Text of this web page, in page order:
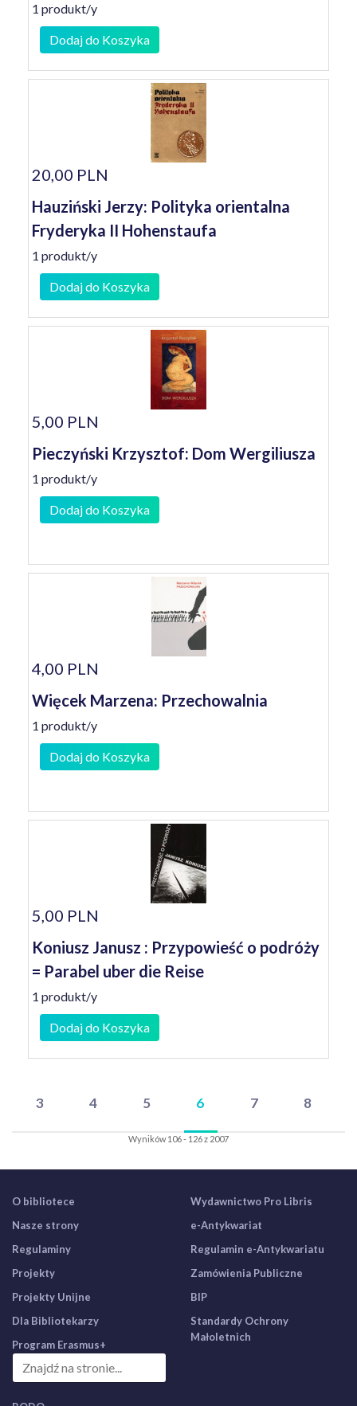
1 produkt/y
Dodaj do Koszyka
20,00 PLN
Hauziński Jerzy: Polityka orientalna
Fryderyka II Hohenstaufa
1 produkt/y
Dodaj do Koszyka
5,00 PLN
Pieczyński Krzysztof: Dom Wergiliusza
1 produkt/y
Dodaj do Koszyka
4,00 PLN
Więcek Marzena: Przechowalnia
1 produkt/y
Dodaj do Koszyka
5,00 PLN
Koniusz Janusz : Przypowieść o podróży
= Parabel uber die Reise
1 produkt/y
Dodaj do Koszyka
3 4 5 6 7 8
Wyników 106 - 126 z 2007
O bibliotece
Nasze strony
Regulaminy
Projekty
Projekty Unijne
Dla Bibliotekarzy
Program Erasmus+
Wydawnictwo Pro Libris
e-Antykwariat
Regulamin e-Antykwariatu
Zamówienia Publiczne
BIP
Standardy Ochrony
Małoletnich